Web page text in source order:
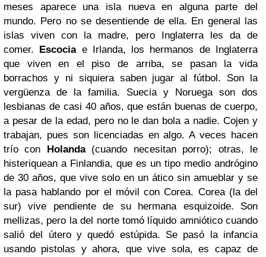
meses aparece una isla nueva en alguna parte del
mundo. Pero no se desentiende de ella. En general las
islas viven con la madre, pero Inglaterra les da de
comer. Escociae Irlanda, los hermanos de Inglaterra
que viven en el piso de arriba, se pasan la vida
borrachos y ni siquiera saben jugar al fútbol. Son la
vergüenza de la familia. Suecia y Noruega son dos
lesbianas de casi 40 años, que están buenas de cuerpo,
a pesar de la edad, pero no le dan bola a nadie. Cojen y
trabajan, pues son licenciadas en algo. A veces hacen
trío con Holanda(cuando necesitan porro); otras, le
histeriquean a Finlandia, que es un tipo medio andrógino
de 30 años, que vive solo en un ático sin amueblar y se
la pasa hablando por el móvil con Corea. Corea (la del
sur) vive pendiente de su hermana esquizoide. Son
mellizas, pero la del norte tomó líquido amniótico cuando
salió del útero y quedó estúpida. Se pasó la infancia
usando pistolas y ahora, que vive sola, es capaz de